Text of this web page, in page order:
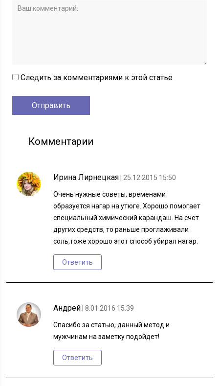
Следить за комментариями к этой статье
Комментарии
Ирина Лирнецкая | 25.12.2015 15:50
Очень нужные советы, временами
образуется нагар на утюге. Хорошо помогает
специальный химический карандаш. На счет
других средств, то раньше проглаживали
соль,тоже хорошо этот способ убирал нагар.
Ответить
Андрей | 8.01.2016 15:39
Спасибо за статью, данный метод и
мужчинам на заметку подойдет!
Ответить